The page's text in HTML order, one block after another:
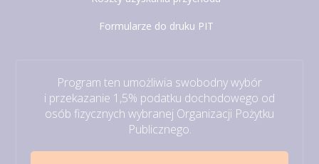
Formularze do druku PIT
Program ten umożliwia swobodny wybór
i przekazanie 1,5% podatku dochodowego od
osób fizycznych wybranej Organizacji Pożytku
Publicznego.